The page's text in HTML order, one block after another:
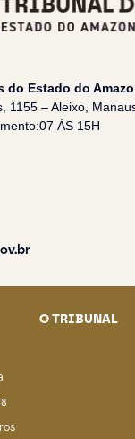
do Estado do
1155 – Aleixo,
ÀS 15H
O TRIBUNAL